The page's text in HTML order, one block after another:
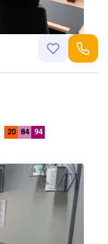
20 84 94